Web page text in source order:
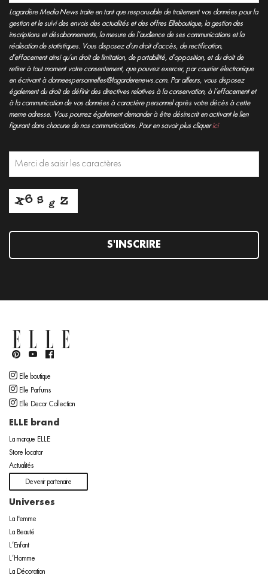
Lagardère Media News traite en tant que responsable de traitement vos données pour la
gestion et le suivi des envois des actualités et des offres Elleboutique, la gestion des
inscriptions et désabonnements, la mesure de l’audience de ses communications et la
réalisation de statistiques. Vous disposez d’un droit d’accès, de rectification,
d’effacement ainsi qu’un droit de limitation, de portabilité, d’opposition, et du droit de
retirer à tout moment votre consentement, que pouvez exercer, par courrier électronique
en écrivant à donneespersonnelles@lagarderenews.com. Par ailleurs, vous disposez
également du droit de définir des directives relatives à la conservation, à l’effacement et
à la communication de vos données à caractère personnel après votre décès à cette
meme adresse. Vous pourrez également demander à être désinscrit en activant le lien
figurant dans chacune de nos communications. Pour en savoir plus cliquerici
S'INSCRIRE
Elle boutique
Elle Parfums
Elle Decor Collection
ELLE brand
La marque ELLE
Store locator
Actualités
Devenir partenaire
Universes
La Femme
La Beauté
L’Enfant
L’Homme
La Décoration